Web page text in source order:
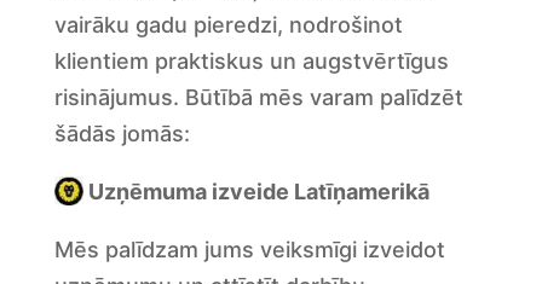
vairāku gadu pieredzi, nodrošinot
klientiem praktiskus un augstvērtīgus
risinājumus. Būtībā mēs varam palīdzēt
šādās jomās:
Uzņēmuma izveide Latīņamerikā
Mēs palīdzam jums veiksmīgi izveidot